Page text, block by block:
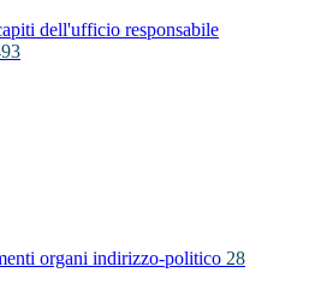
dell'ufficio responsabile
organi indirizzo-politico 28